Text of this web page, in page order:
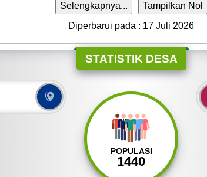
Selengkapnya...
Tampilkan Nol
Diperbarui pada : 17 Juli 2026
STATISTIK DESA
POPULASI
1440